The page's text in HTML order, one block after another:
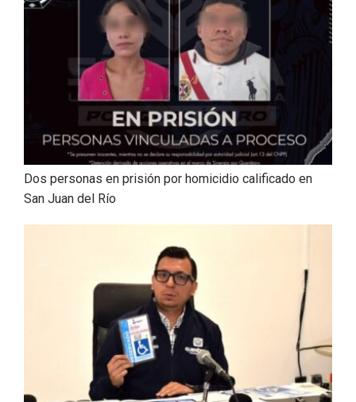
Dos personas en prisión por homicidio calificado en
San Juan del Río